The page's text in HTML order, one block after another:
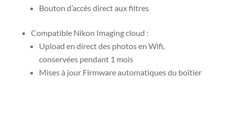
Bouton d’accès direct aux filtres
Compatible Nikon Imaging cloud :
Upload en direct des photos en Wifi,
conservées pendant 1 mois
Mises à jour Firmware automatiques du boîtier